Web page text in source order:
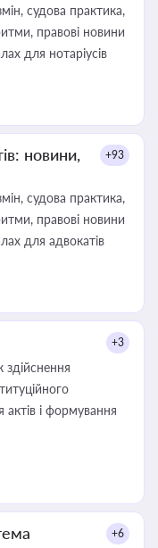
судова практика,
правові новини
для нотаріусів
новини,
+93
судова практика,
правові новини
для адвокатів
+3
і формування
+6